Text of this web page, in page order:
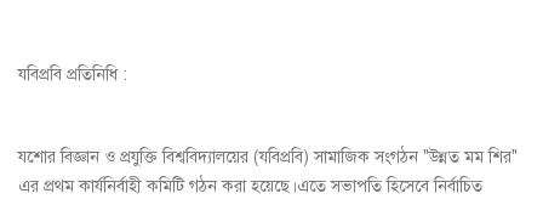
যবিপ্রবি প্রতিনিধি :
যশোর বিজ্ঞান ও প্রযুক্তি বিশ্ববিদ্যালয়ের (যবিপ্রবি) সামাজিক সংগঠন "উন্নত মম শির"
এর প্রথম কার্যনির্বাহী কমিটি গঠন করা হয়েছে।এতে সভাপতি হিসেবে নির্বাচিত